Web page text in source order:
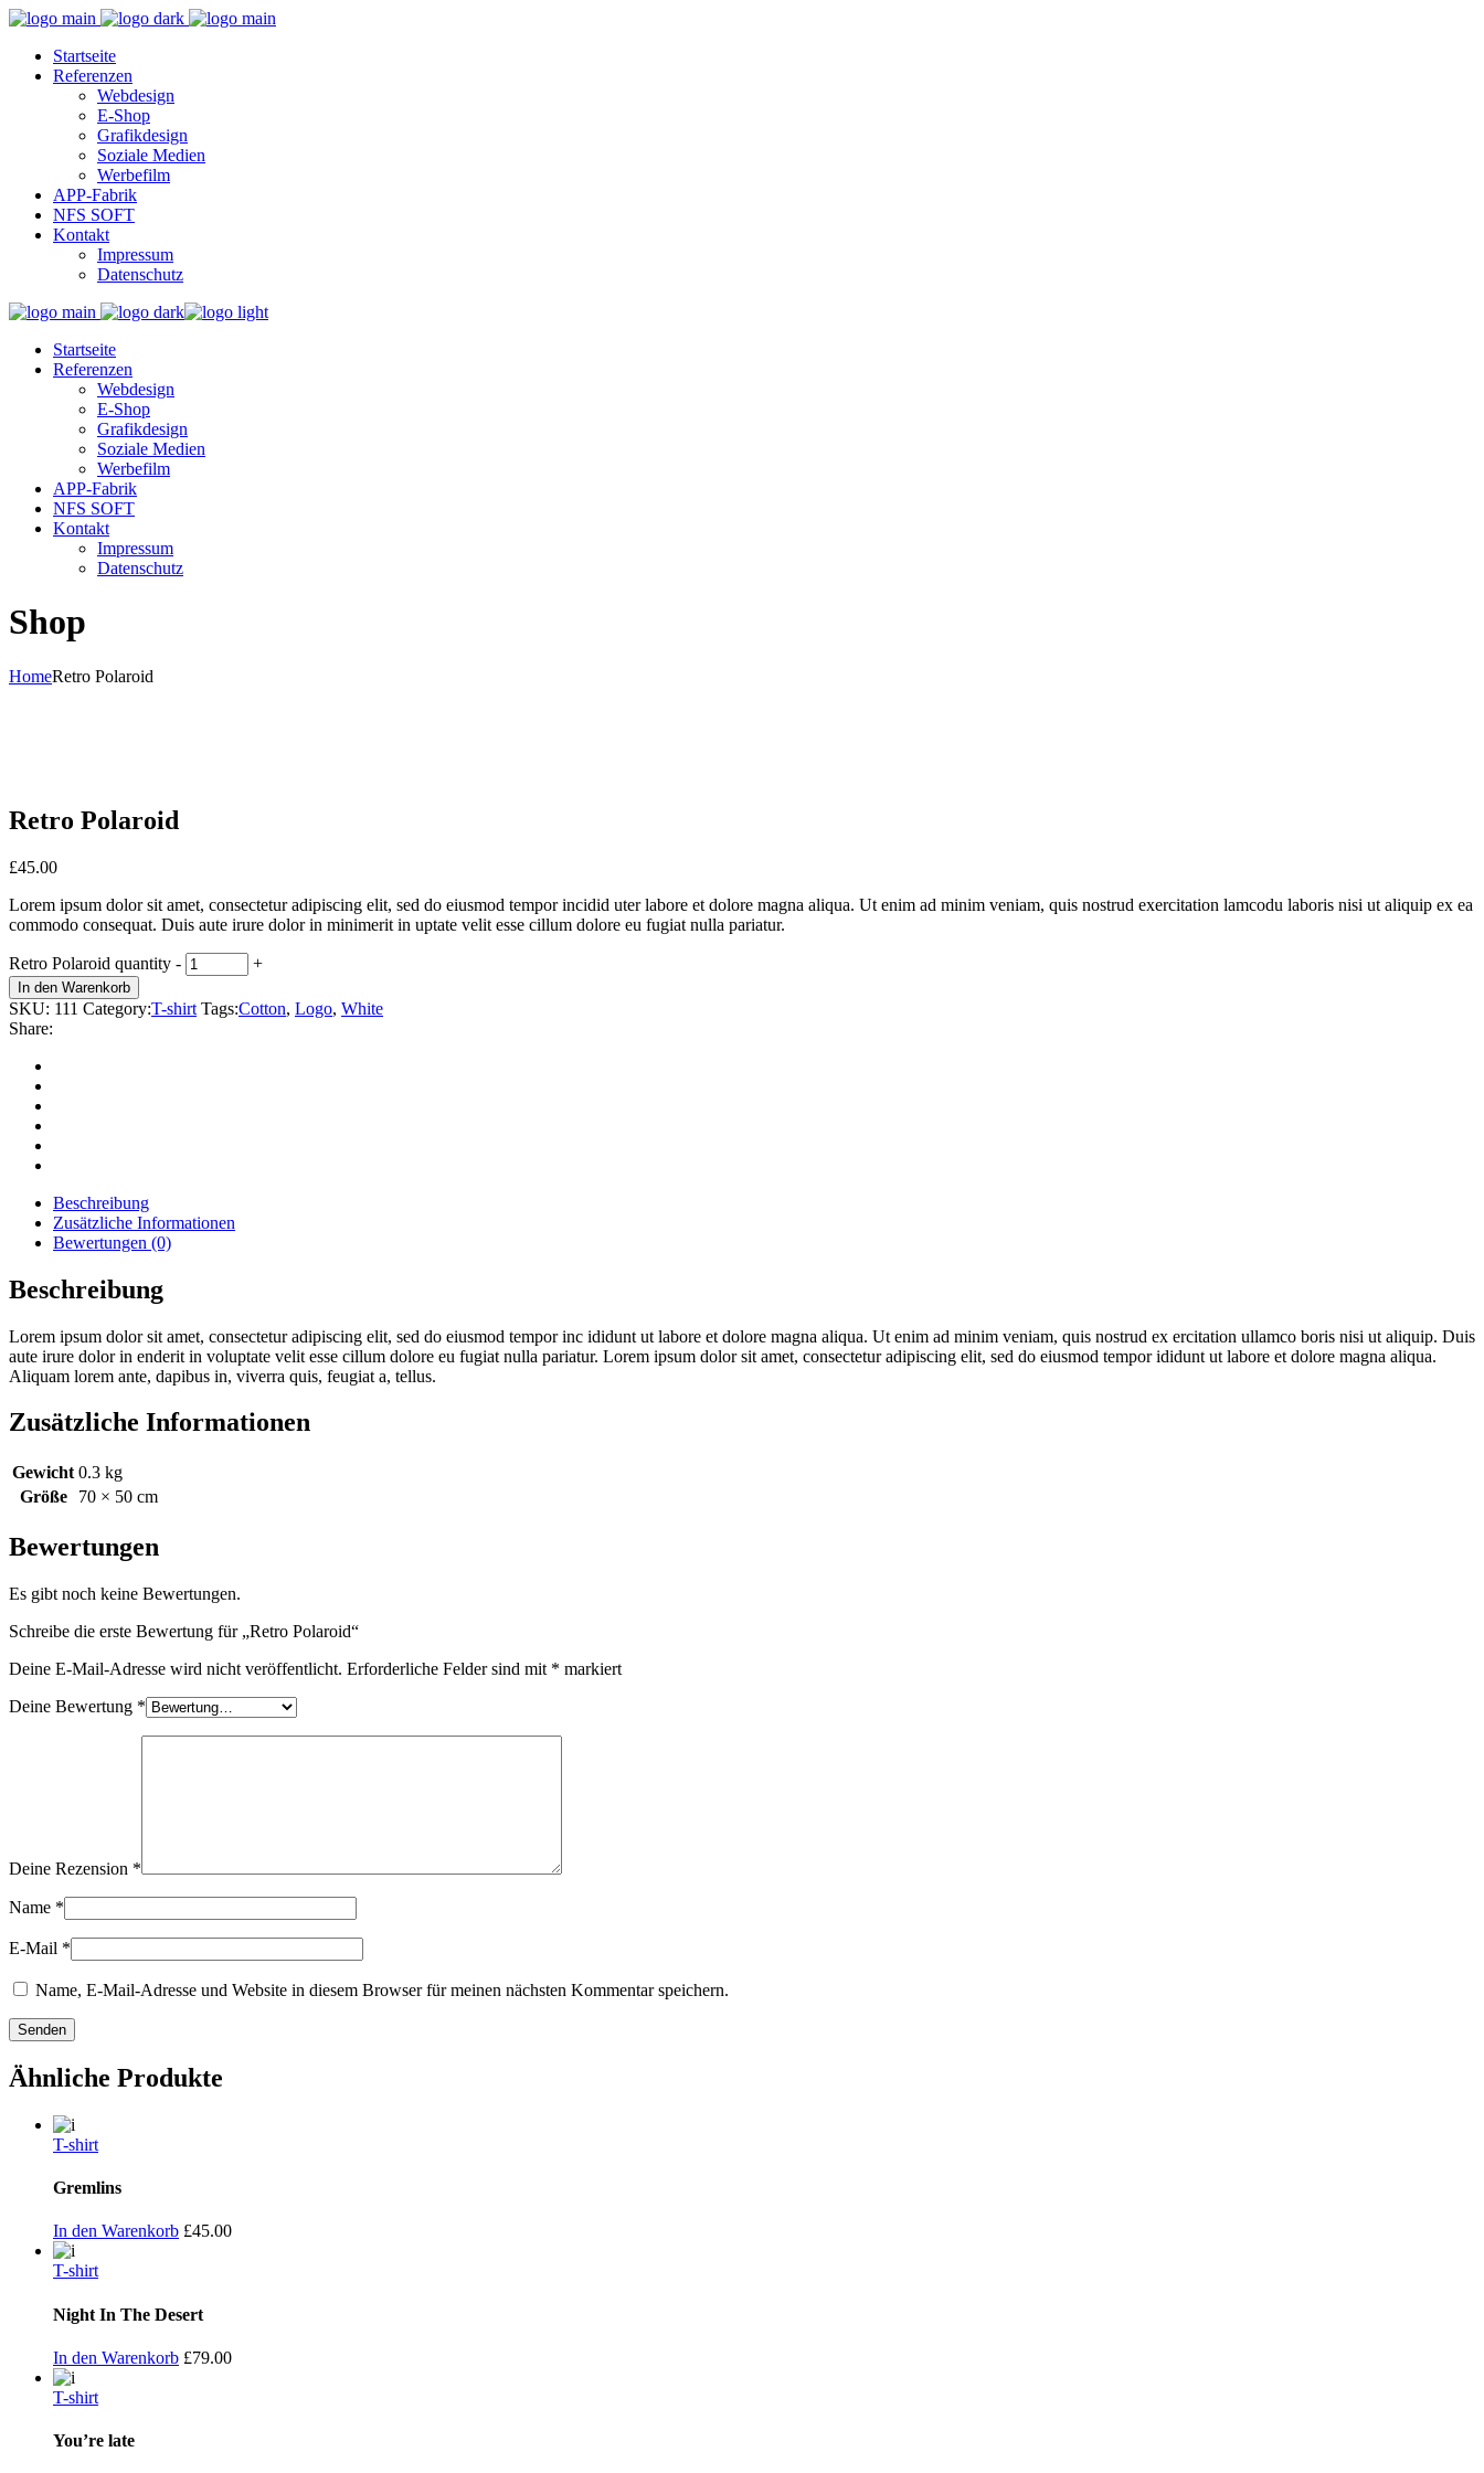
Startseite
Referenzen
Webdesign
E-Shop
Grafikdesign
Soziale Medien
Werbefilm
APP-Fabrik
NFS SOFT
Kontakt
Impressum
Datenschutz
Startseite
Referenzen
Webdesign
E-Shop
Grafikdesign
Soziale Medien
Werbefilm
APP-Fabrik
NFS SOFT
Kontakt
Impressum
Datenschutz
Shop
HomeRetro Polaroid
Retro Polaroid
£45.00
Lorem ipsum dolor sit amet, consectetur adipiscing elit, sed do eiusmod tempor incidid uter labore et dolore magna aliqua. Ut enim ad minim veniam, quis nostrud exercitation lamcodu laboris nisi ut aliquip ex ea
commodo consequat. Duis aute irure dolor in minimerit in uptate velit esse cillum dolore eu fugiat nulla pariatur.
Retro Polaroid quantity - +
In den Warenkorb
SKU: 111 Category:T-shirt Tags:Cotton, Logo, White
Share:
Beschreibung
Zusätzliche Informationen
Bewertungen (0)
Beschreibung
Lorem ipsum dolor sit amet, consectetur adipiscing elit, sed do eiusmod tempor inc ididunt ut labore et dolore magna aliqua. Ut enim ad minim veniam, quis nostrud ex ercitation ullamco boris nisi ut aliquip. Duis
aute irure dolor in enderit in voluptate velit esse cillum dolore eu fugiat nulla pariatur. Lorem ipsum dolor sit amet, consectetur adipiscing elit, sed do eiusmod tempor ididunt ut labore et dolore magna aliqua.
Aliquam lorem ante, dapibus in, viverra quis, feugiat a, tellus.
Zusätzliche Informationen
Gewicht 0.3 kg
Größe
70 × 50 cm
Bewertungen
Es gibt noch keine Bewertungen.
Schreibe die erste Bewertung für „Retro Polaroid“
Deine E-Mail-Adresse wird nicht veröffentlicht. Erforderliche Felder sind mit * markiert
Deine Bewertung *
Deine Rezension *
Name *
E-Mail *
Name, E-Mail-Adresse und Website in diesem Browser für meinen nächsten Kommentar speichern.
Ähnliche Produkte
T-shirt
Gremlins
In den Warenkorb £45.00
T-shirt
Night In The Desert
In den Warenkorb £79.00
T-shirt
You’re late